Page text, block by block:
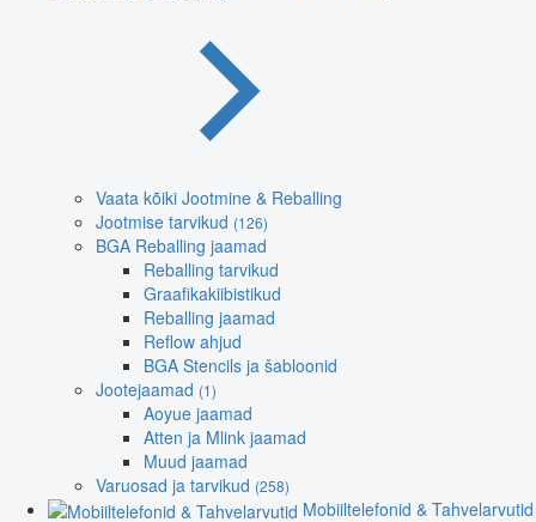
Vaata kõiki Jootmine & Reballing
Jootmise tarvikud (126)
BGA Reballing jaamad
Reballing tarvikud
Graafikakiibistikud
Reballing jaamad
Reflow ahjud
BGA Stencils ja šabloonid
Jootejaamad (1)
Aoyue jaamad
Atten ja Mlink jaamad
Muud jaamad
Varuosad ja tarvikud (258)
Mobiiltelefonid & Tahvelarvutid